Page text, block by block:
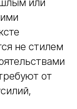
или
не стилем
от